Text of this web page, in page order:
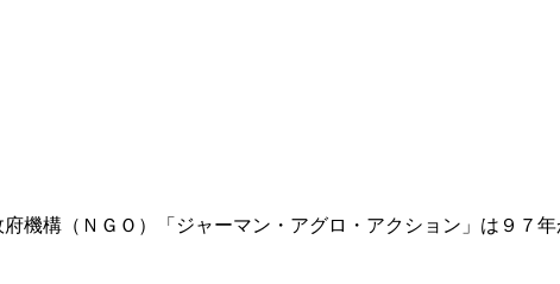
機構（ＮＧＯ）「ジャーマン・アグロ・アクション」は９７